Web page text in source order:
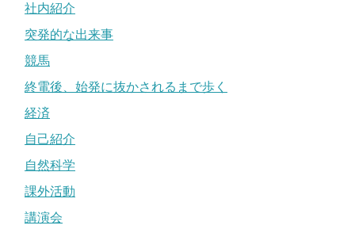
社内紹介
突発的な出来事
競馬
終電後、始発に抜かされるまで歩く
経済
自己紹介
自然科学
課外活動
講演会